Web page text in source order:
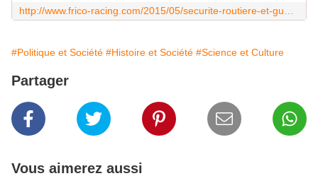
#Politique et Société #Histoire et Société #Science et Culture
Partager
Vous aimerez aussi